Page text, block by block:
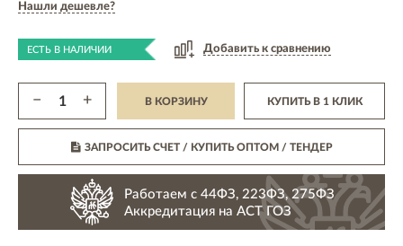
Нашли дешевле?
ЕСТЬ В НАЛИЧИИ Добавить к сравнению
− + В КОРЗИНУ КУПИТЬ В 1 КЛИК
ЗАПРОСИТЬ СЧЕТ / КУПИТЬ ОПТОМ/ ТЕНДЕР
Работаем с 44ФЗ, 223ФЗ, 275ФЗ
Аккредитация на АСТ ГОЗ